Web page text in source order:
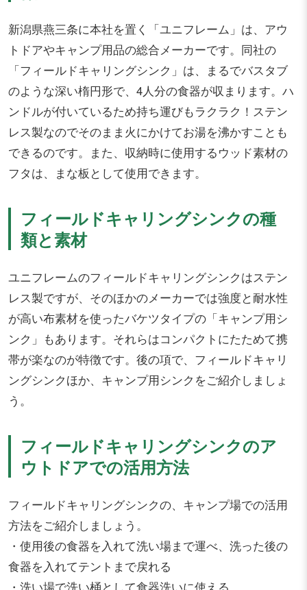
新潟県燕三条に本社を置く「ユニフレーム」は、アウ
トドアやキャンプ用品の総合メーカーです。同社の
「フィールドキャリングシンク」は、まるでバスタブ
のような深い楕円形で、4人分の食器が収まります。ハ
ンドルが付いているため持ち運びもラクラク！ステン
レス製なのでそのまま火にかけてお湯を沸かすことも
できるのです。また、収納時に使用するウッド素材の
フタは、まな板として使用できます。
フィールドキャリングシンクの種
類と素材
ユニフレームのフィールドキャリングシンクはステン
レス製ですが、そのほかのメーカーでは強度と耐水性
が高い布素材を使ったバケツタイプの「キャンプ用シ
ンク」もあります。それらはコンパクトにたためて携
帯が楽なのが特徴です。後の項で、フィールドキャリ
ングシンクほか、キャンプ用シンクをご紹介しましょ
う。
フィールドキャリングシンクのア
ウトドアでの活用方法
フィールドキャリングシンクの、キャンプ場での活用
方法をご紹介しましょう。
・使用後の食器を入れて洗い場まで運べ、洗った後の
食器を入れてテントまで戻れる
・洗い場で洗い桶として食器洗いに使える